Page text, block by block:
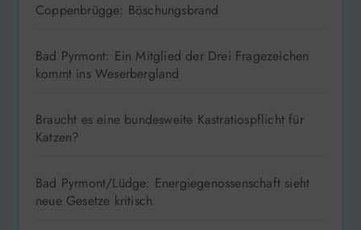
Coppenbrügge: Böschungsbrand
Bad Pyrmont: Ein Mitglied der Drei Fragezeichen
kommt ins Weserbergland
Braucht es eine bundesweite Kastratiospflicht für
Katzen?
Bad Pyrmont/Lüdge: Energiegenossenschaft sieht
neue Gesetze kritisch